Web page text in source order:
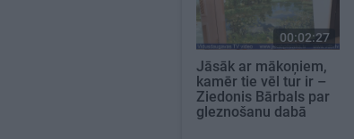
00:02:27
Jāsāk ar mākoņiem,
kamēr tie vēl tur ir –
Ziedonis Bārbals par
gleznošanu dabā